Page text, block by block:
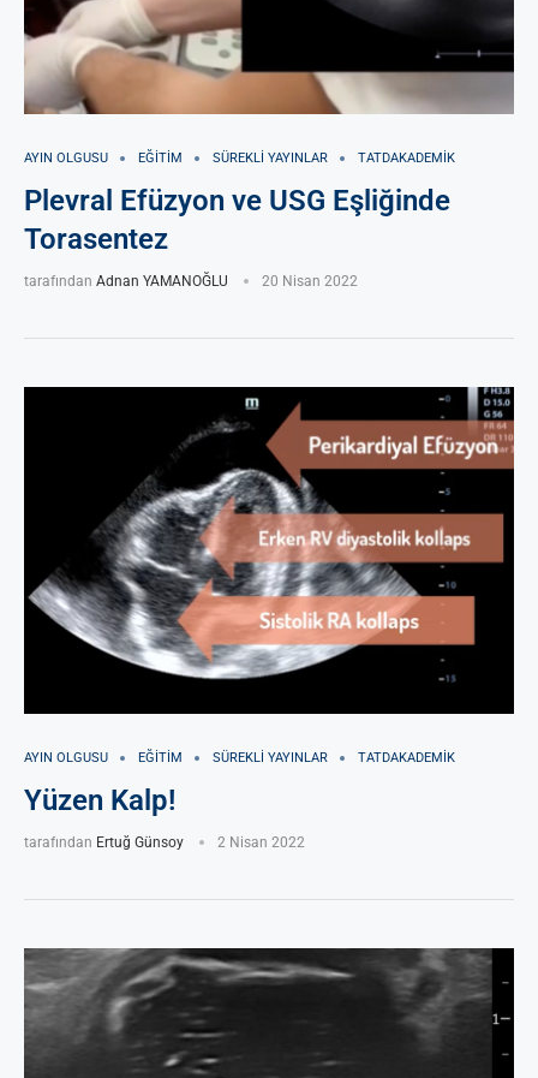
AYIN OLGUSU EĞITIM SÜREKLI YAYINLAR TATDAKADEMIK
Plevral Efüzyon ve USG Eşliğinde
Torasentez
tarafından Adnan YAMANOĞLU 20 Nisan 2022
AYIN OLGUSU EĞITIM SÜREKLI YAYINLAR TATDAKADEMIK
Yüzen Kalp!
tarafından Ertuğ Günsoy 2 Nisan 2022